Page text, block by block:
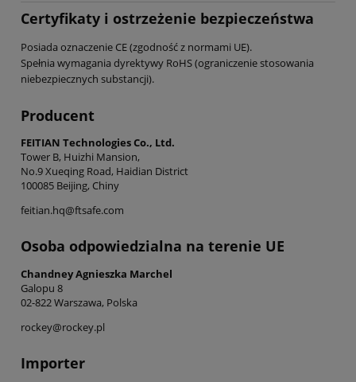
Certyfikaty i ostrzeżenie bezpieczeństwa
Posiada oznaczenie CE (zgodność z normami UE).
Spełnia wymagania dyrektywy RoHS (ograniczenie stosowania
niebezpiecznych substancji).
Producent
FEITIAN Technologies Co., Ltd.
Tower B, Huizhi Mansion,
No.9 Xueqing Road, Haidian District
100085 Beijing, Chiny
feitian.hq@ftsafe.com
Osoba odpowiedzialna na terenie UE
Chandney Agnieszka Marchel
Galopu 8
02-822 Warszawa, Polska
rockey@rockey.pl
Importer